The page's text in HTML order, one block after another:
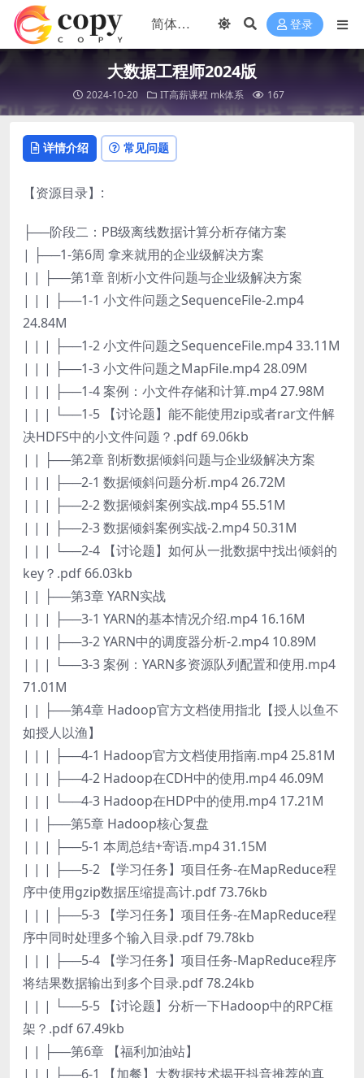
登录
大数据工程师2024版
2024-10-20 IT高薪课程 mk体系 167
详情介绍 常见问题
【资源目录】:
├──阶段二：PB级离线数据计算分析存储方案
| ├──1-第6周 拿来就用的企业级解决方案
| | ├──第1章 剖析小文件问题与企业级解决方案
| | | ├──1-1 小文件问题之SequenceFile-2.mp4
24.84M
| | | ├──1-2 小文件问题之SequenceFile.mp4 33.11M
| | | ├──1-3 小文件问题之MapFile.mp4 28.09M
| | | ├──1-4 案例：小文件存储和计算.mp4 27.98M
| | | └──1-5 【讨论题】能不能使用zip或者rar文件解
决HDFS中的小文件问题？.pdf 69.06kb
| | ├──第2章 剖析数据倾斜问题与企业级解决方案
| | | ├──2-1 数据倾斜问题分析.mp4 26.72M
| | | ├──2-2 数据倾斜案例实战.mp4 55.51M
| | | ├──2-3 数据倾斜案例实战-2.mp4 50.31M
| | | └──2-4 【讨论题】如何从一批数据中找出倾斜的
key？.pdf 66.03kb
| | ├──第3章 YARN实战
| | | ├──3-1 YARN的基本情况介绍.mp4 16.16M
| | | ├──3-2 YARN中的调度器分析-2.mp4 10.89M
| | | └──3-3 案例：YARN多资源队列配置和使用.mp4
71.01M
| | ├──第4章 Hadoop官方文档使用指北【授人以鱼不
如授人以渔】
| | | ├──4-1 Hadoop官方文档使用指南.mp4 25.81M
| | | ├──4-2 Hadoop在CDH中的使用.mp4 46.09M
| | | └──4-3 Hadoop在HDP中的使用.mp4 17.21M
| | ├──第5章 Hadoop核心复盘
| | | ├──5-1 本周总结+寄语.mp4 31.15M
| | | ├──5-2 【学习任务】项目任务-在MapReduce程
序中使用gzip数据压缩提高计.pdf 73.76kb
| | | ├──5-3 【学习任务】项目任务-在MapReduce程
序中同时处理多个输入目录.pdf 79.78kb
| | | ├──5-4 【学习任务】项目任务-MapReduce程序
将结果数据输出到多个目录.pdf 78.24kb
| | | └──5-5 【讨论题】分析一下Hadoop中的RPC框
架？.pdf 67.49kb
| | ├──第6章 【福利加油站】
| | | ├──6-1 【加餐】大数据技术揭开抖音推荐的真